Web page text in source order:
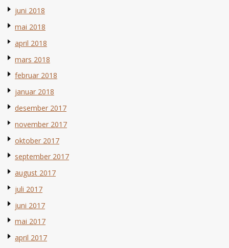
juni 2018
mai 2018
april 2018
mars 2018
februar 2018
januar 2018
desember 2017
november 2017
oktober 2017
september 2017
august 2017
juli 2017
juni 2017
mai 2017
april 2017